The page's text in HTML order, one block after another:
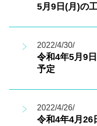
5月9日(月)の
2022/4/30/
令和4年5月9
予定
2022/4/26/
令和4年4月26